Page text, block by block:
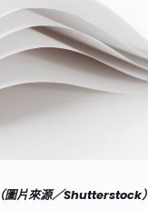
（圖片來源／Shutterstock）